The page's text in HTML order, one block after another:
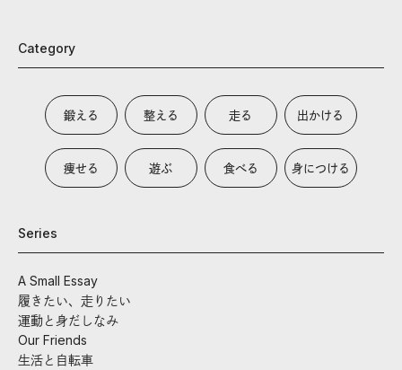
Category
鍛える 整える 走る 出かける
痩せる 遊ぶ 食べる 身につける
Series
A Small Essay
履きたい、走りたい
運動と身だしなみ
Our Friends
生活と自転車